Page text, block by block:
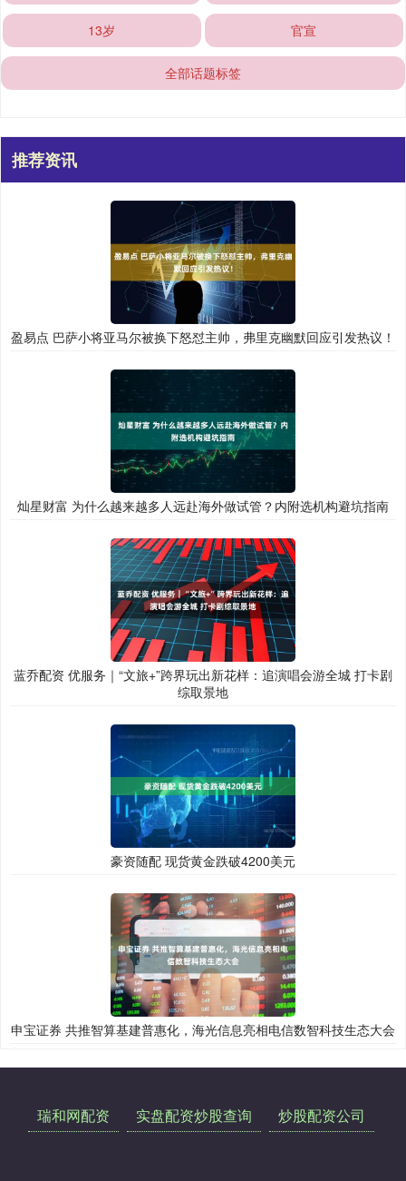
13岁 官宣
全部话题标签
推荐资讯
盈易点 巴萨小将亚马尔被换下怒怼主帅，弗里克幽默回应引发热议！
灿星财富 为什么越来越多人远赴海外做试管？内附选机构避坑指南
蓝乔配资 优服务｜“文旅+”跨界玩出新花样：追演唱会游全城 打卡剧
综取景地
豪资随配 现货黄金跌破4200美元
申宝证券 共推智算基建普惠化，海光信息亮相电信数智科技生态大会
瑞和网配资 实盘配资炒股查询 炒股配资公司